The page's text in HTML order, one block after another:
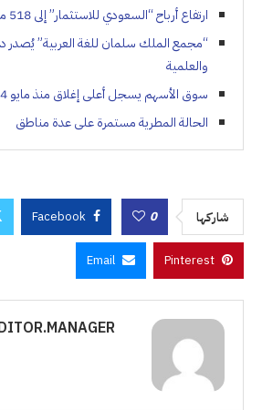
ارتفاع أرباح “السعودي للاستثمار” إلى 518 مليونًا بالربع الثالث
“مجمع الملك سلمان للغة العربية” يُصدر
والعلمية
سوق الأسهم يسجل أعلى إغلاق منذ مايو 2024
الحالة المطرية مستمرة على عدة مناطق
شاركها 0
Facebook
Pinterest
Email